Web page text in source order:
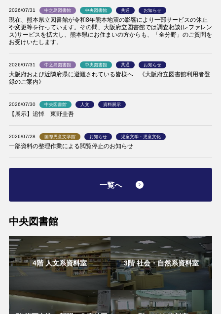
2026/07/31 中之島図書館 中央図書館 共通 お知らせ
現在、熊本県立図書館が令和8年熊本地震の影響により一部サービスの休止
や変更等を行っています。その間、大阪府立図書館では調査相談(レファレン
ス)サービスを拡大し、熊本県にお住まいの方からも、「全分野」のご質問を
お受けいたします。
2026/07/31 中之島図書館 中央図書館 共通 お知らせ
大阪府および近隣府県に避難されている皆様へ 《大阪府立図書館利用者登
録のご案内》
2026/07/30 中央図書館 人文 資料展示
【展示】追悼 東野圭吾
2026/07/28 国際児童文学館 お知らせ 児童文学・児童文化
一部資料の整理作業による閲覧停止のお知らせ
一覧へ
中央図書館
4階 人文系資料室 3階 社会・自然系資料室